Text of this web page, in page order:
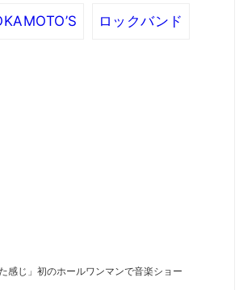
ロックバンド
感じ」初のホールワンマンで音楽ショー